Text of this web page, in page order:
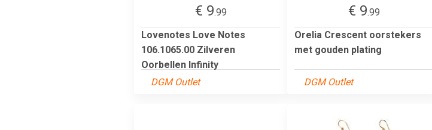
€ 9.99
Lovenotes Love Notes
106.1065.00 Zilveren
Oorbellen Infinity
DGM Outlet
€ 9.99
Orelia Crescent oorstekers
met gouden plating
DGM Outlet